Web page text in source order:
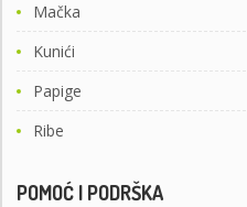
Mačka
Kunići
Papige
Ribe
POMOĆ I PODRŠKA